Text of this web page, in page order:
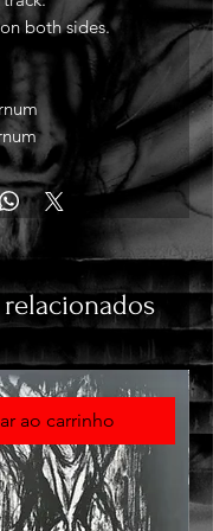
both sides.
ao carrinho